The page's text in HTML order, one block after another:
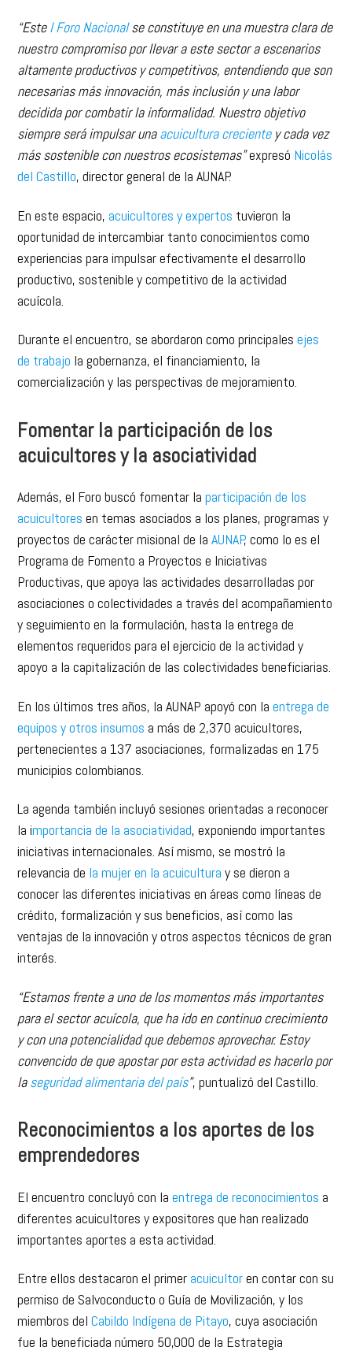
“EsteI Foro Nacionalse constituye en una muestra clara de
nuestro compromiso por llevar a este sector a escenarios
altamente productivos y competitivos, entendiendo que son
necesarias más innovación, más inclusión y una labor
decidida por combatir la informalidad. Nuestro objetivo
siempre será impulsar unaacuicultura crecientey cada vez
más sostenible con nuestros ecosistemas”expresó Nicolás
del Castillo, director general de la AUNAP.
En este espacio, acuicultores y expertos tuvieron la
oportunidad de intercambiar tanto conocimientos como
experiencias para impulsar efectivamente el desarrollo
productivo, sostenible y competitivo de la actividad
acuícola.
Durante el encuentro, se abordaron como principalesejes
de trabajo la gobernanza, el financiamiento, la
comercialización y las perspectivas de mejoramiento.
Fomentar la participación de los
acuicultores y la asociatividad
Además, el Foro buscó fomentar laparticipación de los
acuicultoresen temas asociados a los planes, programas y
proyectos de carácter misional de laAUNAP, como lo es el
Programa de Fomento a Proyectos e Iniciativas
Productivas, que apoya las actividades desarrolladas por
asociaciones o colectividades a través del acompañamiento
y seguimiento en la formulación, hasta la entrega de
elementos requeridos para el ejercicio de la actividad y
apoyo a la capitalización de las colectividades beneficiarias.
En los últimos tres años, la AUNAP apoyó con laentrega de
equipos y otros insumos a más de 2,370 acuicultores,
pertenecientes a 137 asociaciones, formalizadas en 175
municipios colombianos.
La agenda también incluyó sesiones orientadas a reconocer
la importancia de la asociatividad, exponiendo importantes
iniciativas internacionales. Así mismo, se mostró la
relevancia de la mujer en la acuiculturay se dieron a
conocer las diferentes iniciativas en áreas como líneas de
crédito, formalización y sus beneficios, así como las
ventajas de la innovación y otros aspectos técnicos de gran
interés.
“Estamos frente a uno de los momentos más importantes
para el sector acuícola, que ha ido en continuo crecimiento
y con una potencialidad que debemos aprovechar. Estoy
convencido de que apostar por esta actividad es hacerlo por
laseguridad alimentaria del país”, puntualizó del Castillo.
Reconocimientos a los aportes de los
emprendedores
El encuentro concluyó con la entrega de reconocimientos a
diferentes acuicultores y expositores que han realizado
importantes aportes a esta actividad.
Entre ellos destacaron el primer acuicultoren contar con su
permiso de Salvoconducto o Guía de Movilización, y los
miembros delCabildo Indígena de Pitayo, cuya asociación
fue la beneficiada número 50,000 de la Estrategia